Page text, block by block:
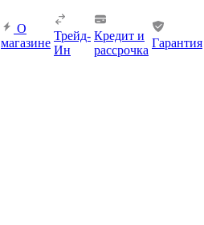
О
магазине
Трейд-
Ин
Кредит и
рассрочка
Гарантия